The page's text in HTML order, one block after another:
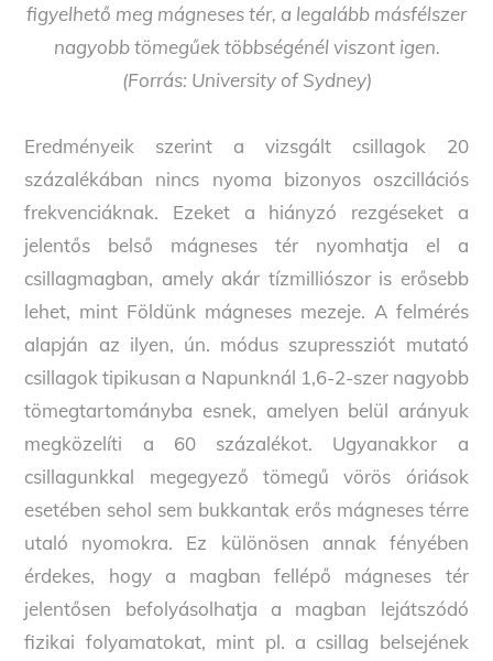
figyelhető meg mágneses tér, a legalább másfélszer
nagyobb tömegűek többségénél viszont igen.
(Forrás: University of Sydney)
Eredményeik szerint a vizsgált csillagok 20
százalékában nincs nyoma bizonyos oszcillációs
frekvenciáknak. Ezeket a hiányzó rezgéseket a
jelentős belső mágneses tér nyomhatja el a
csillagmagban, amely akár tízmilliószor is erősebb
lehet, mint Földünk mágneses mezeje. A felmérés
alapján az ilyen, ún. módus szupressziót mutató
csillagok tipikusan a Napunknál 1,6-2-szer nagyobb
tömegtartományba esnek, amelyen belül arányuk
megközelíti a 60 százalékot. Ugyanakkor a
csillagunkkal megegyező tömegű vörös óriások
esetében sehol sem bukkantak erős mágneses térre
utaló nyomokra. Ez különösen annak fényében
érdekes, hogy a magban fellépő mágneses tér
jelentősen befolyásolhatja a magban lejátszódó
fizikai folyamatokat, mint pl. a csillag belsejének